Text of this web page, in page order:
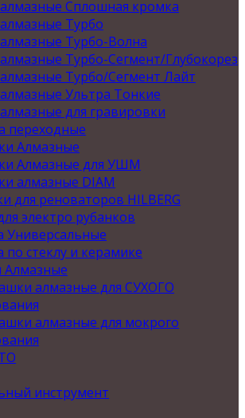
Сплошная кромка
Турбо
Турбо-Волна
Турбо-Сегмент/Глубокорез
Турбо/Сегмент Лайт
Ультра Тонкие
для гравировки
переходные
Алмазные
Алмазные для УШМ
алмазные DIAM
для реноваторов HILBERG
электро рубанков
Универсальные
по стеклу и керамике
алмазные для СУХОГО
алмазные для мокрого
инструмент